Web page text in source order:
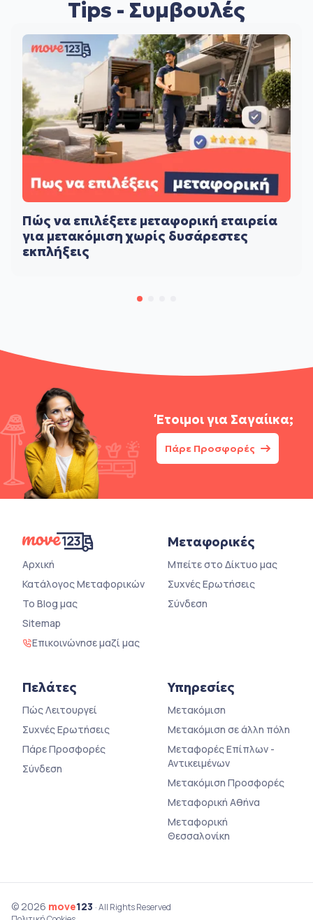
Tips - Συμβουλές
Πώς να επιλέξετε μεταφορική εταιρεία
για μετακόμιση χωρίς δυσάρεστες
εκπλήξεις
Έτοιμοι για Σαγαίικα;
Πάρε Προσφορές
Αρχική
Κατάλογος Μεταφορικών
Το Blog μας
Sitemap
Επικοινώνησε μαζί μας
Μεταφορικές
Μπείτε στο Δίκτυο μας
Συχνές Ερωτήσεις
Σύνδεση
Πελάτες
Πώς Λειτουργεί
Συχνές Ερωτήσεις
Πάρε Προσφορές
Σύνδεση
Υπηρεσίες
Μετακόμιση
Μετακόμιση σε άλλη πόλη
Μεταφορές Επίπλων -
Αντικειμένων
Μετακόμιση Προσφορές
Μεταφορική Αθήνα
Μεταφορική
Θεσσαλονίκη
© 2026 move123 · All Rights Reserved